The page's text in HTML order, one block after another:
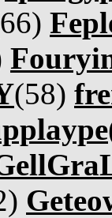
(58)